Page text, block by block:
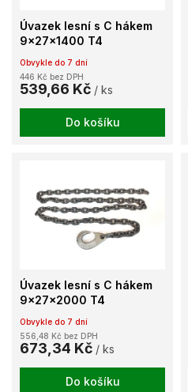
Úvazek lesní s C hákem
9x27x1400 T4
Obvykle do 7 dní
446 Kč bez DPH
539,66 Kč / ks
Do košíku
Úvazek lesní s C hákem
9x27x2000 T4
Obvykle do 7 dní
556,48 Kč bez DPH
673,34 Kč / ks
Do košíku